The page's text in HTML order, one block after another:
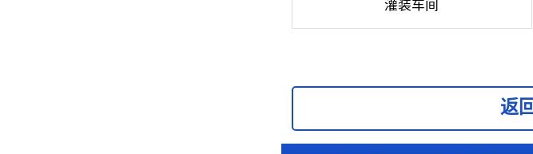
灌装车间
返